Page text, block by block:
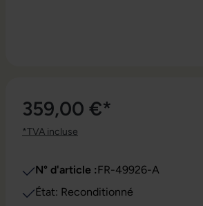
359,00 €*
*TVA incluse
N° d'article :FR-49926-A
État: Reconditionné